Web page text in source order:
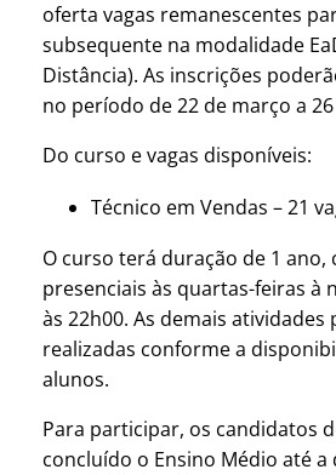
oferta vagas remanescentes
subsequente na modalidade
Distância). As inscrições
no período de 22 de março a
Do curso e vagas disponíveis:
Técnico em Vendas – 21
O curso terá duração de 1
presenciais às quartas-feiras à
às 22h00. As demais atividades
realizadas conforme a
alunos.
Para participar, os candidatos
concluído o Ensino Médio até a